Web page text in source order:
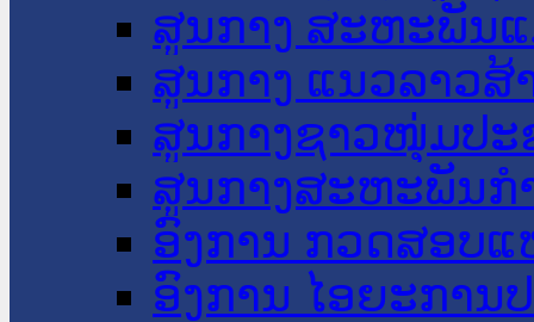
ສູນກາງ ສະຫະພັນ
ສູນກາງ ແນວລາວສ້
ສູນກາງຊາວໜຸ່ມປະ
ສູນກາງສະຫະພັນກ
ອົງການ ກວດສອບແ
ອົງການ ໄອຍະການ